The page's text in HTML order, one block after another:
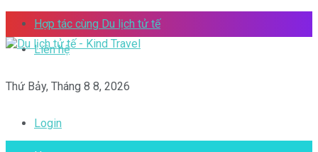
Hợp tác cùng Du lịch tử tế
Liên hệ
Thứ Bảy, Tháng 8 8, 2026
Login